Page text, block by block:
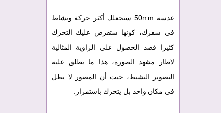
عدسة 50mm ستجعلك أكثر حركة ونشاط
في سفرك، كونها ستفرض عليك التحرك
كثيرا قصد الحصول على الزاوية المثالية
لاطار مشهد الصورة، هذا ما يطلق عليه
التصوير النشيط، حيث أن المصور لا يظل
في مكان واحد بل يتحرك باستمرار.